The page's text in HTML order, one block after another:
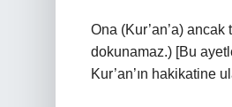
Ona (Kur’an’a)
dokunamaz.) [Bu
Kur’an’ın hakikatine